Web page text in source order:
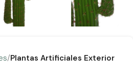
Plantas Artificiales Exterior